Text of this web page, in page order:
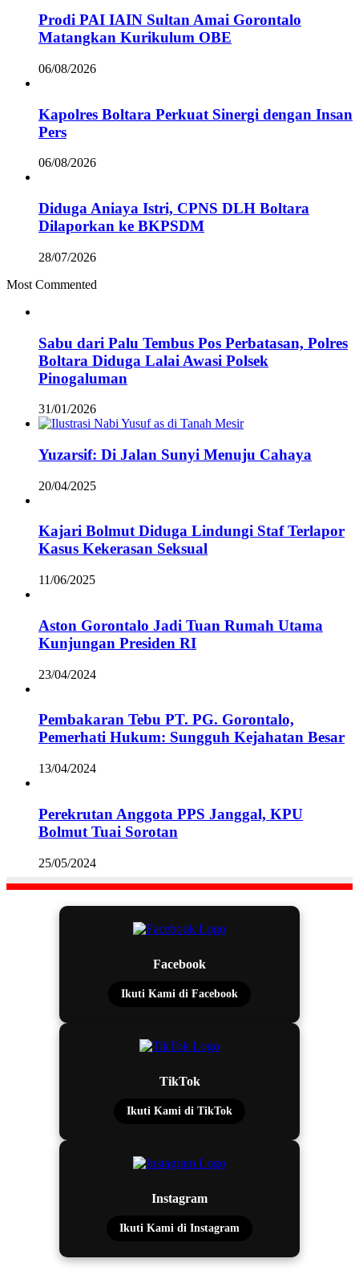
Prodi PAI IAIN Sultan Amai Gorontalo
Matangkan Kurikulum OBE
06/08/2026
Kapolres Boltara Perkuat Sinergi dengan Insan
Pers
06/08/2026
Diduga Aniaya Istri, CPNS DLH Boltara
Dilaporkan ke BKPSDM
28/07/2026
Most Commented
Sabu dari Palu Tembus Pos Perbatasan, Polres
Boltara Diduga Lalai Awasi Polsek
Pinogaluman
31/01/2026
Yuzarsif: Di Jalan Sunyi Menuju Cahaya
20/04/2025
Kajari Bolmut Diduga Lindungi Staf Terlapor
Kasus Kekerasan Seksual
11/06/2025
Aston Gorontalo Jadi Tuan Rumah Utama
Kunjungan Presiden RI
23/04/2024
Pembakaran Tebu PT. PG. Gorontalo,
Pemerhati Hukum: Sungguh Kejahatan Besar
13/04/2024
Perekrutan Anggota PPS Janggal, KPU
Bolmut Tuai Sorotan
25/05/2024
Facebook
Ikuti Kami di Facebook
TikTok
Ikuti Kami di TikTok
Instagram
Ikuti Kami di Instagram